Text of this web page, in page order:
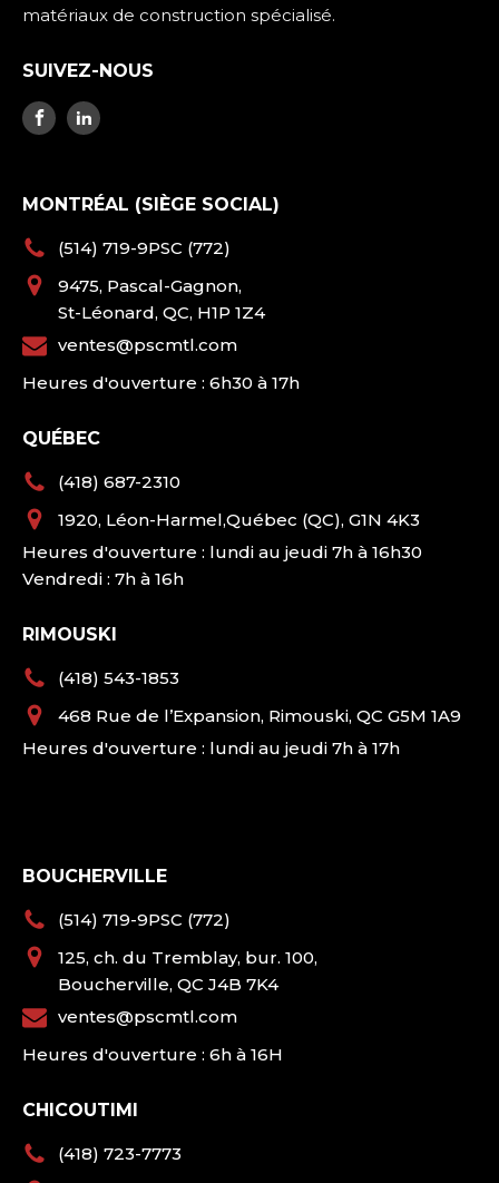
matériaux de construction spécialisé.
SUIVEZ-NOUS
MONTRÉAL (SIÈGE SOCIAL)
(514) 719-9PSC (772)
9475, Pascal-Gagnon,
St-Léonard, QC, H1P 1Z4
ventes@pscmtl.com
Heures d'ouverture : 6h30 à 17h
QUÉBEC
(418) 687-2310
1920, Léon-Harmel,Québec (QC), G1N 4K3
Heures d'ouverture : lundi au jeudi 7h à 16h30
Vendredi : 7h à 16h
RIMOUSKI
(418) 543-1853
468 Rue de l’Expansion, Rimouski, QC G5M 1A9
Heures d'ouverture : lundi au jeudi 7h à 17h
BOUCHERVILLE
(514) 719-9PSC (772)
125, ch. du Tremblay, bur. 100,
Boucherville, QC J4B 7K4
ventes@pscmtl.com
Heures d'ouverture : 6h à 16H
CHICOUTIMI
(418) 723-7773